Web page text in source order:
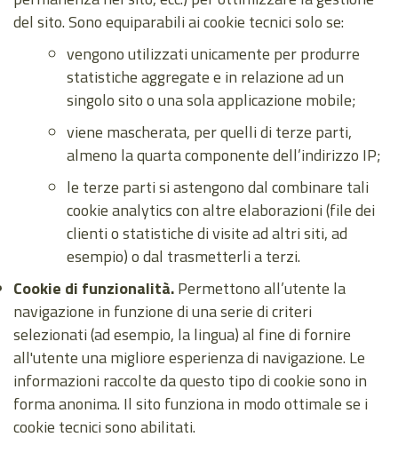
del sito. Sono equiparabili ai cookie tecnici solo se:
vengono utilizzati unicamente per produrre
statistiche aggregate e in relazione ad un
singolo sito o una sola applicazione mobile;
viene mascherata, per quelli di terze parti,
almeno la quarta componente dell’indirizzo IP;
le terze parti si astengono dal combinare tali
cookie analytics con altre elaborazioni (file dei
clienti o statistiche di visite ad altri siti, ad
esempio) o dal trasmetterli a terzi.
Cookie di funzionalità.Permettono all’utente la
navigazione in funzione di una serie di criteri
selezionati (ad esempio, la lingua) al fine di fornire
all'utente una migliore esperienza di navigazione. Le
informazioni raccolte da questo tipo di cookie sono in
forma anonima. Il sito funziona in modo ottimale se i
cookie tecnici sono abilitati.